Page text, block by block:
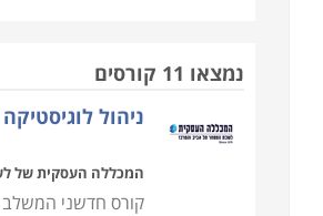
הקורס אינו דורש כל ידע
הן פיננסית והן משפטית, שכן,
אמנם אין תנאי קבלה אך
נמצאו 11 קורסים
ניהול
המכללה העסקית של
קורס חדשני המשלב